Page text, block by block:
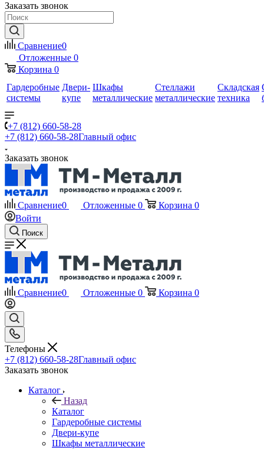
Заказать звонок
Сравнение0
Отложенные 0
Корзина 0
Гардеробные
системы
Двери-
купе
Шкафы
металлические
Стеллажи
металлические
Складская
техника
+7 (812) 660-58-28
+7 (812) 660-58-28Главный офис
Заказать звонок
Сравнение0 Отложенные 0 Корзина 0
Войти
Поиск
Сравнение0 Отложенные 0 Корзина 0
Телефоны
+7 (812) 660-58-28Главный офис
Заказать звонок
Каталог
Назад
Каталог
Гардеробные системы
Двери-купе
Шкафы металлические